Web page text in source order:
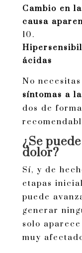
Cambio en
causa
ácidas
No
síntomas a
dos de
¿Se
dolor?
Sí, y de
etapas
puede
generar
solo
muy